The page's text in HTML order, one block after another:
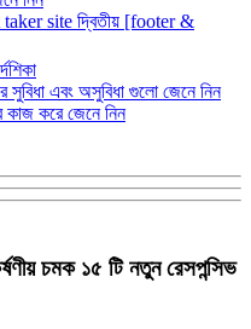
site দ্বিতীয় [footer &
এবং অসুবিধা গুলো জেনে নিন
করে জেনে নিন
চমক ১৫ টি নতুন রেসপন্সিভ